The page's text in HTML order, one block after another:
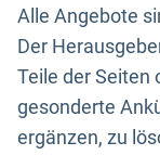
Alle Angebote
Der
Teile der Seiten
gesonderte
ergänzen, zu